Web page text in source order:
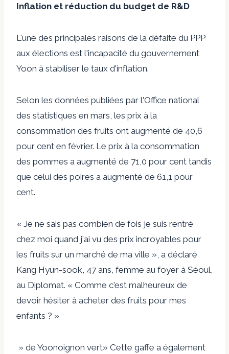
Inflation et réduction du budget de R&D
L'une des principales raisons de la défaite du PPP
aux élections est l'incapacité du gouvernement
Yoon à stabiliser le taux d'inflation.
Selon les données publiées par l'Office national
des statistiques en mars, les prix à la
consommation des fruits ont augmenté de 40,6
pour cent en février. Le prix à la consommation
des pommes a augmenté de 71,0 pour cent tandis
que celui des poires a augmenté de 61,1 pour
cent.
« Je ne sais pas combien de fois je suis rentré
chez moi quand j'ai vu des prix incroyables pour
les fruits sur un marché de ma ville », a déclaré
Kang Hyun-sook, 47 ans, femme au foyer à Séoul,
au Diplomat. « Comme c'est malheureux de
devoir hésiter à acheter des fruits pour mes
enfants ? »
» de Yoonoignon vert» Cette gaffe a également